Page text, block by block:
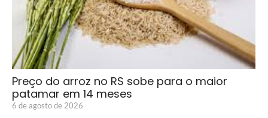
Preço do arroz no RS sobe para o maior
patamar em 14 meses
6 de agosto de 2026